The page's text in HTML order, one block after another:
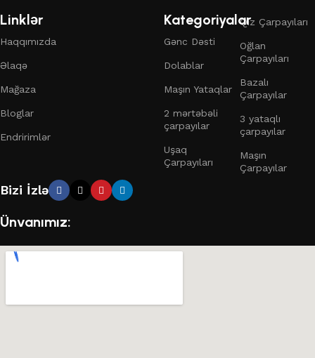
Linklər
Haqqımızda
Əlaqə
Mağaza
Bloglar
Endririmlər
Kategoriyalar
Gənc Dəsti
Dolablar
Maşın Yataqlar
2 mərtəbəli
çarpayılar
Uşaq
Çarpayıları
Qız Çarpayıları
Oğlan
Çarpayıları
Bazalı
Çarpayılar
3 yataqlı
çarpayılar
Maşın
Çarpayılar
Bizi İzlə
Ünvanımız: